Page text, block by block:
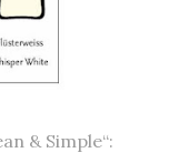
& Simple“: